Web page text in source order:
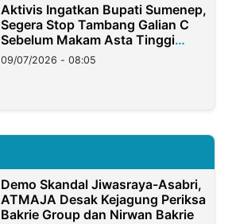
Aktivis Ingatkan Bupati Sumenep,
Segera Stop Tambang Galian C
Sebelum Makam Asta Tinggi
Longsor
09/07/2026 - 08:05
Demo Skandal Jiwasraya-Asabri,
ATMAJA Desak Kejagung Periksa
Bakrie Group dan Nirwan Bakrie